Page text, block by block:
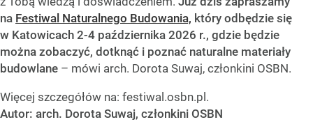
na Festiwal Naturalnego Budowania, który odbędzie się
w Katowicach 2-4 października 2026 r., gdzie będzie
można zobaczyć, dotknąć i poznać naturalne materiały
budowlane – mówi arch. Dorota Suwaj, członkini OSBN.
Więcej szczegółów na: festiwal.osbn.pl.
Autor: arch. Dorota Suwaj, członkini OSBN